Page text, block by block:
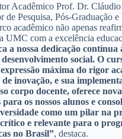
Acadêmico Prof. Dr.
de Pesquisa, Pós-Graduação e
acadêmico não apenas
UMC com a excelência
a nossa dedicação contínua
social. O
máxima do rigor
inovação, e sua
corpo docente, oferece
os nossos alunos e
como um pilar na
e relevante para o
no Brasil”, destaca.